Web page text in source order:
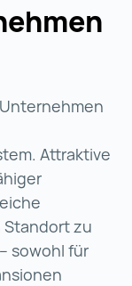
Attraktive
zu
– sowohl für